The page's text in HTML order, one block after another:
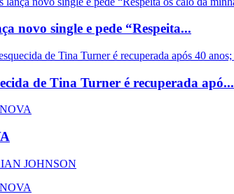
novo single e pede “Respeita...
de Tina Turner é recuperada apó...
JOHNSON